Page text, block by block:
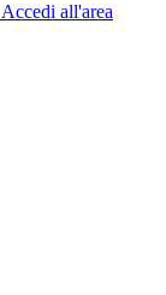
Accedi all'area